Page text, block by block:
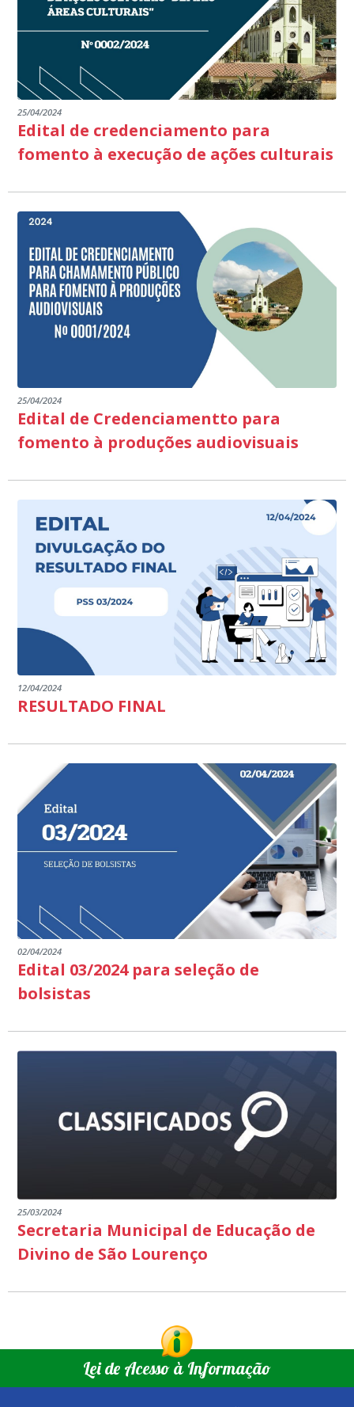
25/04/2024
Edital de credenciamento para
fomento à execução de ações culturais
25/04/2024
Edital de Credenciamentto para
fomento à produções audiovisuais
12/04/2024
RESULTADO FINAL
02/04/2024
Edital 03/2024 para seleção de
bolsistas
25/03/2024
Secretaria Municipal de Educação de
Divino de São Lourenço
Lei de Acesso à Informação